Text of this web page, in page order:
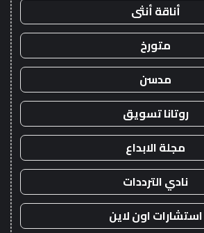
أناقة أنثى
متورخ
مدسن
روتانا تسويق
مجلة الابداع
نادي الترددات
استشارات اون لاين